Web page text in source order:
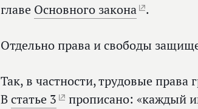
главе Основного закона .
Отдельно права и свободы
Так, в частности, трудовые
Встатье 3
прописано: «каждый